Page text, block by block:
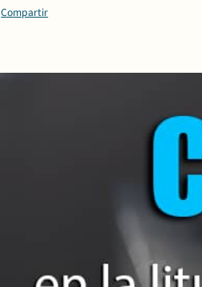
Compartir